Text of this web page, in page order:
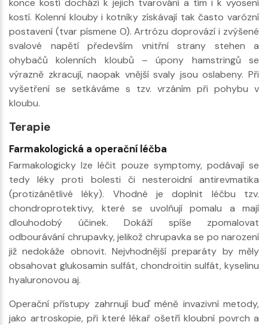
kostí. Kolenní klouby i kotníky získávají tak často varózní
postavení (tvar písmene O). Artrózu doprovází i zvýšené
svalové napětí především vnitřní strany stehen a
ohybačů kolenních kloubů – úpony hamstringů se
výrazně zkracují, naopak vnější svaly jsou oslabeny. Při
vyšetření se setkáváme s tzv. vrzáním při pohybu v
kloubu.
Terapie
Farmakologická a operační léčba
Farmakologicky lze léčit pouze symptomy, podávají se
tedy léky proti bolesti či nesteroidní antirevmatika
(protizánětlivé léky). Vhodné je doplnit léčbu tzv.
chondroprotektivy, které se uvolňují pomalu a mají
dlouhodobý účinek. Dokáží spíše zpomalovat
odbourávání chrupavky, jelikož chrupavka se po narození
již nedokáže obnovit. Nejvhodnější preparáty by měly
obsahovat glukosamin sulfát, chondroitin sulfát, kyselinu
hyaluronovou aj.
Operační přístupy zahrnují buď méně invazivní metody,
jako artroskopie, při které lékař ošetří kloubní povrch a